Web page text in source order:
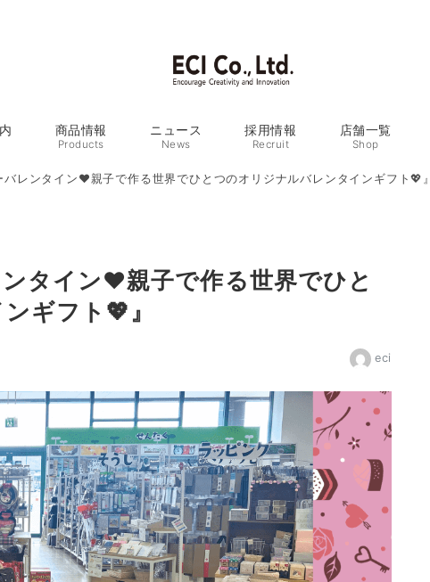
商品情報
Products
ニュース
News
採用情報
Recruit
店舗一覧
Shop
バレンタイン❤親子で作る世界でひとつのオリジナルバレンタインギフト💖』
タイン❤親子で作る世界でひと
ギフト💖』
eci